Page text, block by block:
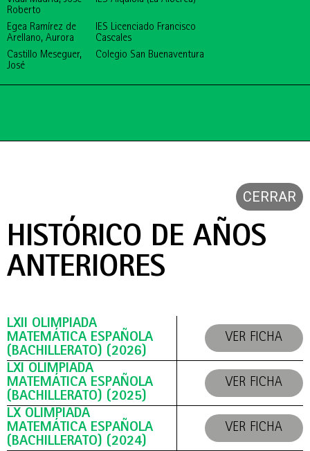
Roberto
Egea Ramírez de
Arellano, Aurora
IES Licenciado Francisco
Cascales
Castillo Meseguer,
José
Colegio San Buenaventura
CERRAR
HISTÓRICO DE AÑOS
ANTERIORES
LXII OLIMPIADA
MATEMÁTICA ESPAÑOLA
(BACHILLERATO) (2026)
VER FICHA
LXI OLIMPIADA
MATEMÁTICA ESPAÑOLA
(BACHILLERATO) (2025)
VER FICHA
LX OLIMPIADA
MATEMÁTICA ESPAÑOLA
(BACHILLERATO) (2024)
VER FICHA